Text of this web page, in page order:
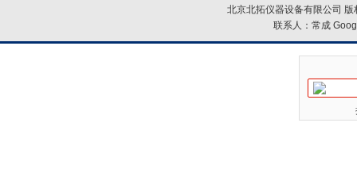
北京北拓仪器设备有限公司
联系人：常成